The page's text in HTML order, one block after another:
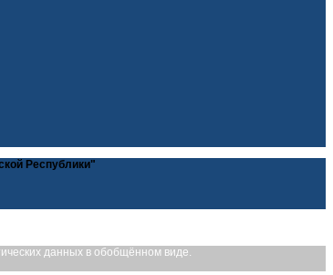
Республики"
данных в обобщённом виде.